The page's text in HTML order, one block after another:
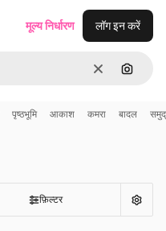
साफ़ इमेज से
मूल्य निर्धारण लॉग इन करें
पृष्ठभूमि आकाश कमरा बादल
फ़िल्टर